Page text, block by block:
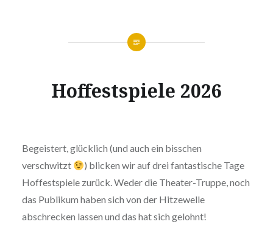
Hoffestspiele 2026
Begeistert, glücklich (und auch ein bisschen
verschwitzt
) blicken wir auf drei fantastische Tage
Hoffestspiele zurück. Weder die Theater-Truppe, noch
das Publikum haben sich von der Hitzewelle
abschrecken lassen und das hat sich gelohnt!